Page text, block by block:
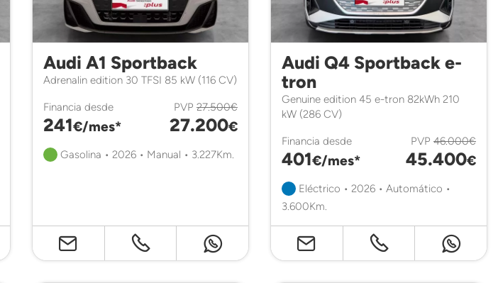
Audi A1 Sportback
Adrenalin edition 30 TFSI 85 kW (116 CV)
Financia desde
241€/mes*
PVP 27.500€
27.200€
Gasolina • 2026 • Manual • 3.227Km.
Audi Q4 Sportback e-
tron
Genuine edition 45 e-tron 82kWh 210
kW (286 CV)
Financia desde
401€/mes*
PVP 46.000€
45.400€
Eléctrico • 2026 • Automático •
3.600Km.